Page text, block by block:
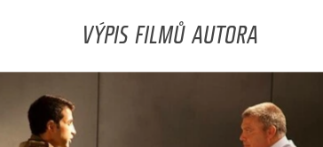
VÝPIS FILMŮ AUTORA